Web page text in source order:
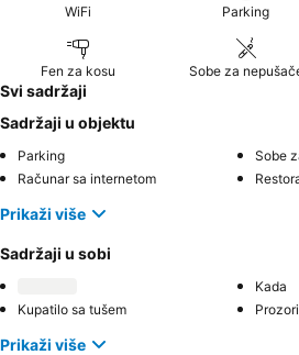
WiFi Parking
Fen za kosu Sobe za
Svi sadržaji
Sadržaji u objektu
Parking
Sobe
Računar sa internetom
Prikaži više
Sadržaji u sobi
Kada
Kupatilo sa tušem
Prikaži više